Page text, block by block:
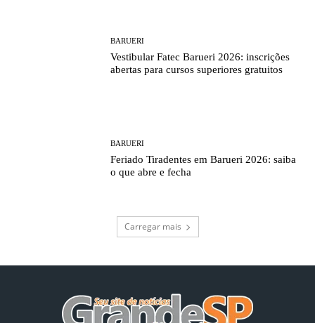
BARUERI
Vestibular Fatec Barueri 2026: inscrições
abertas para cursos superiores gratuitos
BARUERI
Feriado Tiradentes em Barueri 2026: saiba
o que abre e fecha
Carregar mais